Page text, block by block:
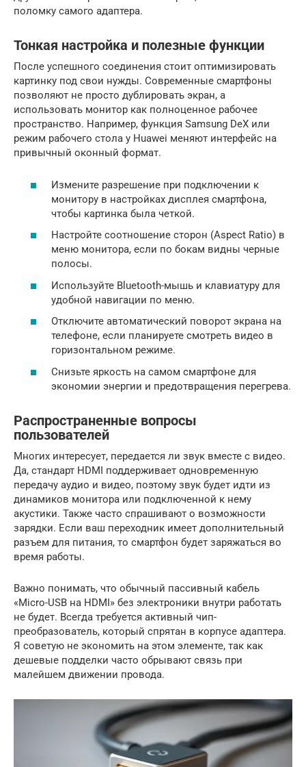
поломку самого адаптера.
Тонкая настройка и полезные функции
После успешного соединения стоит оптимизировать
картинку под свои нужды. Современные смартфоны
позволяют не просто дублировать экран, а
использовать монитор как полноценное рабочее
пространство. Например, функция Samsung DeX или
режим рабочего стола у Huawei меняют интерфейс на
привычный оконный формат.
Измените разрешение при подключении к
монитору в настройках дисплея смартфона,
чтобы картинка была четкой.
Настройте соотношение сторон (Aspect Ratio) в
меню монитора, если по бокам видны черные
полосы.
Используйте Bluetooth-мышь и клавиатуру для
удобной навигации по меню.
Отключите автоматический поворот экрана на
телефоне, если планируете смотреть видео в
горизонтальном режиме.
Снизьте яркость на самом смартфоне для
экономии энергии и предотвращения перегрева.
Распространенные вопросы
пользователей
Многих интересует, передается ли звук вместе с видео.
Да, стандарт HDMI поддерживает одновременную
передачу аудио и видео, поэтому звук будет идти из
динамиков монитора или подключенной к нему
акустики. Также часто спрашивают о возможности
зарядки. Если ваш переходник имеет дополнительный
разъем для питания, то смартфон будет заряжаться во
время работы.
Важно понимать, что обычный пассивный кабель
«Micro-USB на HDMI» без электроники внутри работать
не будет. Всегда требуется активный чип-
преобразователь, который спрятан в корпусе адаптера.
Я советую не экономить на этом элементе, так как
дешевые подделки часто обрывают связь при
малейшем движении провода.